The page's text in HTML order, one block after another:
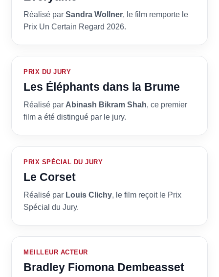
Réalisé par Sandra Wollner, le film remporte le
Prix Un Certain Regard 2026.
PRIX DU JURY
Les Éléphants dans la Brume
Réalisé par Abinash Bikram Shah, ce premier
film a été distingué par le jury.
PRIX SPÉCIAL DU JURY
Le Corset
Réalisé par Louis Clichy, le film reçoit le Prix
Spécial du Jury.
MEILLEUR ACTEUR
Bradley Fiomona Dembeasset